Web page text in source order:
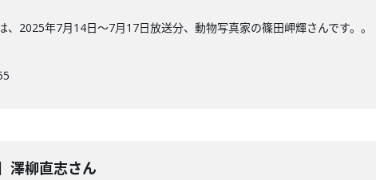
、2025年7月14日〜7月17日放送分、動物写真家の篠田岬輝さんです。。
澤柳直志さん